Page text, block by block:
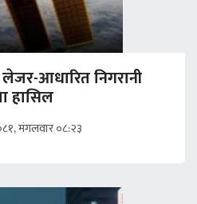
आधारित निगरानी
हासिल
मंगलवार ०८:२३